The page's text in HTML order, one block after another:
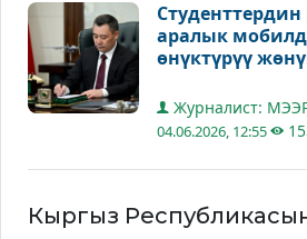
аралык
өнүктүрүү
Журналист:
04.06.2026, 12:55
Кыргыз